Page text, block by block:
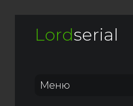
Lordserial
Меню